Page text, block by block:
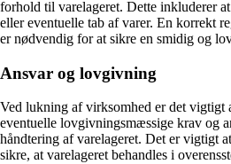
forhold til varelageret. Dette inkluderer
eller eventuelle tab af varer. En korrekt
er nødvendig for at sikre en smidig og
Ansvar og lovgivning
Ved lukning af virksomhed er det vigtigt
eventuelle lovgivningsmæssige krav og
håndtering af varelageret. Det er vigtigt
sikre, at varelageret behandles i